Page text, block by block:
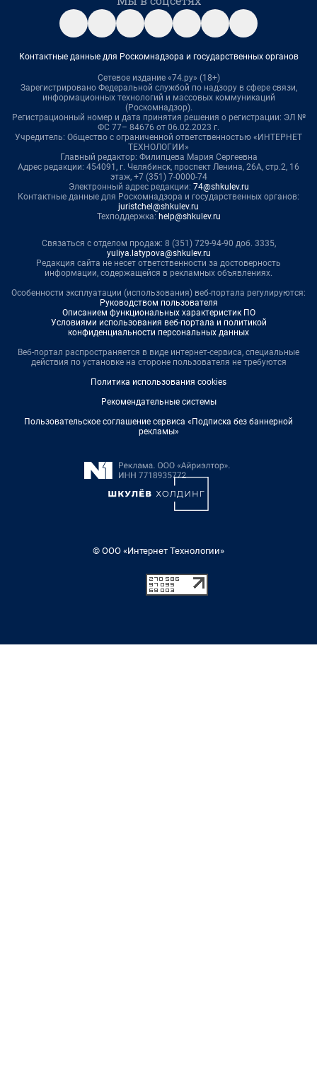
Контактные данные для Роскомнадзора и государственных органов
Сетевое издание «74.ру» (18+)
Зарегистрировано Федеральной службой по надзору в сфере связи,
информационных технологий и массовых коммуникаций
(Роскомнадзор).
Регистрационный номер и дата принятия решения о регистрации: ЭЛ №
ФС 77– 84676 от 06.02.2023 г.
Учредитель: Общество с ограниченной ответственностью «ИНТЕРНЕТ
ТЕХНОЛОГИИ»
Главный редактор: Филипцева Мария Сергеевна
Адрес редакции: 454091, г. Челябинск, проспект Ленина, 26А, стр.2, 16
этаж, +7 (351) 7-0000-74
Электронный адрес редакции: 74@shkulev.ru
Контактные данные для Роскомнадзора и государственных органов:
juristchel@shkulev.ru
Техподдержка: help@shkulev.ru
Связаться с отделом продаж: 8 (351) 729-94-90 доб. 3335,
yuliya.latypova@shkulev.ru
Редакция сайта не несет ответственности за достоверность
информации, содержащейся в рекламных объявлениях.
Особенности эксплуатации (использования) веб-портала регулируются:
Руководством пользователя
Описанием функциональных характеристик ПО
Условиями использования веб-портала и политикой
конфиденциальности персональных данных
Веб-портал распространяется в виде интернет-сервиса, специальные
действия по установке на стороне пользователя не требуются
Политика использования cookies
Рекомендательные системы
Пользовательское соглашение сервиса «Подписка без баннерной
рекламы»
© ООО «Интернет Технологии»